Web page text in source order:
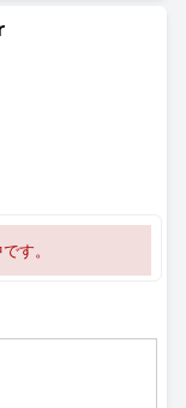
す。